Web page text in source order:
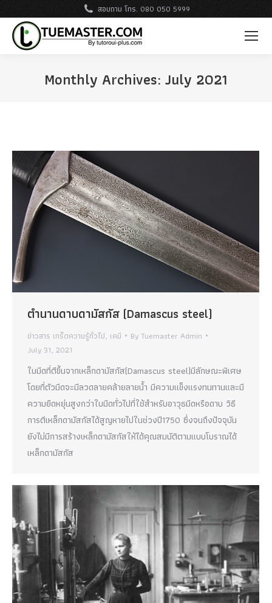
สอบถาม โทร. 080 050 5999
Monthly Archives: July 2021
ตำนานดาบดามัสกัส (Damascus steel)
ข่าวสาร เกร็ดความรู้ทั่วไป, เคมี ByTuemaster Admin
July 31, 2021
ใบมีดที่ตีขึ้นจากเหล็กดามัสกัส(Damascus steel)มีลักษณะพิเศษ
โดยที่ตัวมีดจะมีลวดลายคล้ายลายน้ำ มีความแข็งแรงทนทานและมี
ความยืดหยุ่นสูงกว่าใบมีดทั่วไปที่ใช้สำหรับอาวุธมีดหรือดาบ วิธี
การตีเหล็กดามัสกัสได้สูญหายไปในช่วงปี1750 ซึ่งจนถึงปัจจุบัน
ยังไม่มีการสร้างเหล็กดามัสกัสให้ได้คุณสมบัติตามแบบโบราณได้
เหล็กดามัสกัส